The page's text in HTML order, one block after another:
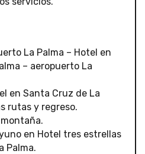
La Palma – Hotel en
– aeropuerto La
en Santa Cruz de La
rutas y regreso.
en Hotel tres estrellas
Palma.